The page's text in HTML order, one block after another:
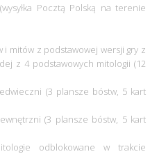
Pocztą Polską na terenie
i mitów z podstawowej wersji gry z
z 4 podstawowych mitologii (12
(3 plansze bóstw, 5 kart
(3 plansze bóstw, 5 kart
odblokowane w trakcie